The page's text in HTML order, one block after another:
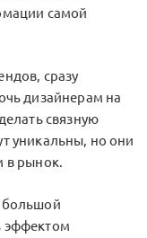
самой
сразу
дизайнерам на
связную
уникальны, но они
в рынок.
большой
эффектом